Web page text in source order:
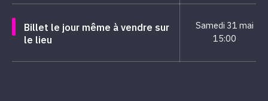
Billet le jour même à vendre sur
le lieu
Samedi 31 mai
15:00